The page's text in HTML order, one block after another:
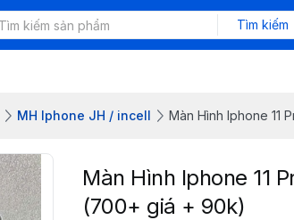
Tìm kiếm
MH Iphone JH / incell Màn Hình Iphone 11
Màn Hình Iphone 11
(700+ giá + 90k)